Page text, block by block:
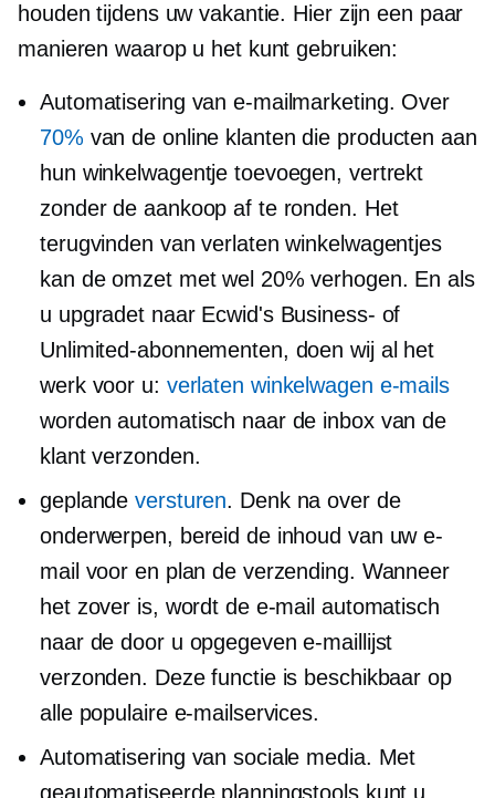
houden tijdens uw vakantie. Hier zijn een paar
manieren waarop u het kunt gebruiken:
Automatisering van e-mailmarketing. Over
70% van de online klanten die producten aan
hun winkelwagentje toevoegen, vertrekt
zonder de aankoop af te ronden. Het
terugvinden van verlaten winkelwagentjes
kan de omzet met wel 20% verhogen. En als
u upgradet naar Ecwid's Business- of
Unlimited-abonnementen, doen wij al het
werk voor u: verlaten winkelwagen e-mails
worden automatisch naar de inbox van de
klant verzonden.
geplandeversturen. Denk na over de
onderwerpen, bereid de inhoud van uw e-
mail voor en plan de verzending. Wanneer
het zover is, wordt de e-mail automatisch
naar de door u opgegeven e-maillijst
verzonden. Deze functie is beschikbaar op
alle populaire e-mailservices.
Automatisering van sociale media. Met
geautomatiseerde planningstools kunt u